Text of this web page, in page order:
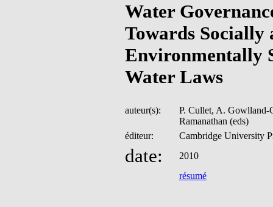
Water
Towards Socially
Environmentally
Water Laws
auteur(s):
P. Cullet, A.
Ramanathan (eds)
éditeur:
Cambridge University
date:
2010
résumé